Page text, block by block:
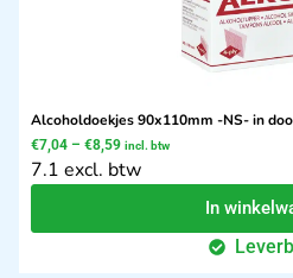
Alcoholdoekjes 90x110mm -NS- in
€7,04 – €8,59 incl. btw
7.1 excl. btw
In